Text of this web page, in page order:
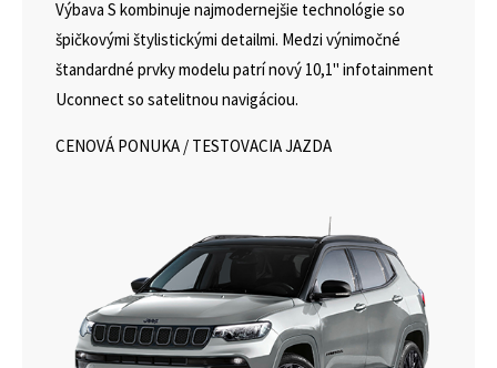
Výbava S kombinuje najmodernejšie technológie so
špičkovými štylistickými detailmi. Medzi výnimočné
štandardné prvky modelu patrí nový 10,1" infotainment
Uconnect so satelitnou navigáciou.
CENOVÁ PONUKA / TESTOVACIA JAZDA